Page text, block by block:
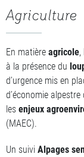
Agriculture
En matière agricole,
à la présence du
d’urgence mis en
d’économie
les enjeux
(MAEC).
Un suivi Alpages